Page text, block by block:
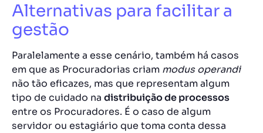
Alternativas para facilitar a
gestão
Paralelamente a esse cenário, também há casos
em que as Procuradorias criam modus operandi
não tão eficazes, mas que representam algum
tipo de cuidado na distribuição de processos
entre os Procuradores. É o caso de algum
servidor ou estagiário que toma conta dessa